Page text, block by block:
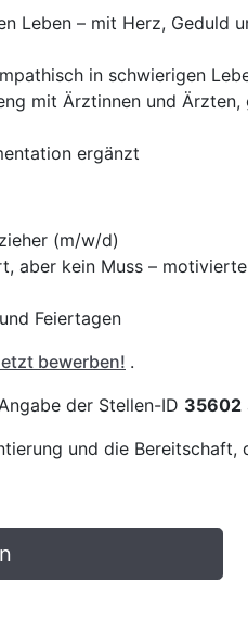
Leben – mit Herz, Geduld
in schwierigen
mit Ärztinnen und
ergänzt
(m/w/d)
aber kein Muss –
Feiertagen
bewerben! .
der Stellen-ID 35602
und die Bereitschaft,